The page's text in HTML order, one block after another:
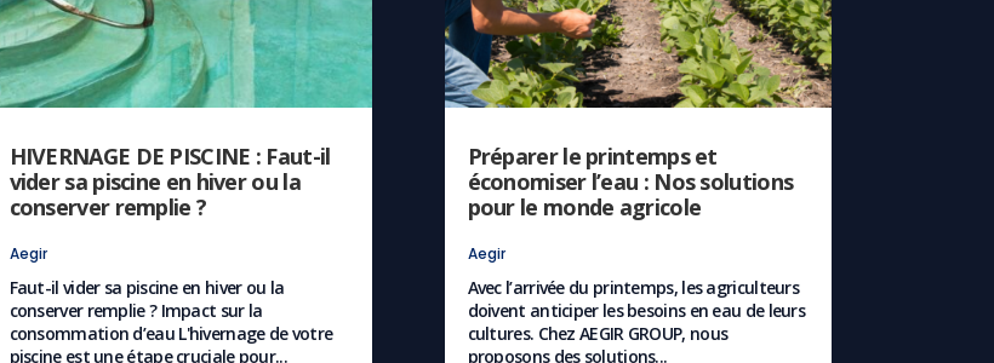
HIVERNAGE DE PISCINE : Faut-il
vider sa piscine en hiver ou la
conserver remplie ?
Aegir
Faut-il vider sa piscine en hiver ou la
conserver remplie ? Impact sur la
consommation d’eau L'hivernage de votre
piscine est une étape cruciale pour...
Préparer le printemps et
économiser l’eau : Nos solutions
pour le monde agricole
Aegir
Avec l’arrivée du printemps, les agriculteurs
doivent anticiper les besoins en eau de leurs
cultures. Chez AEGIR GROUP, nous
proposons des solutions...